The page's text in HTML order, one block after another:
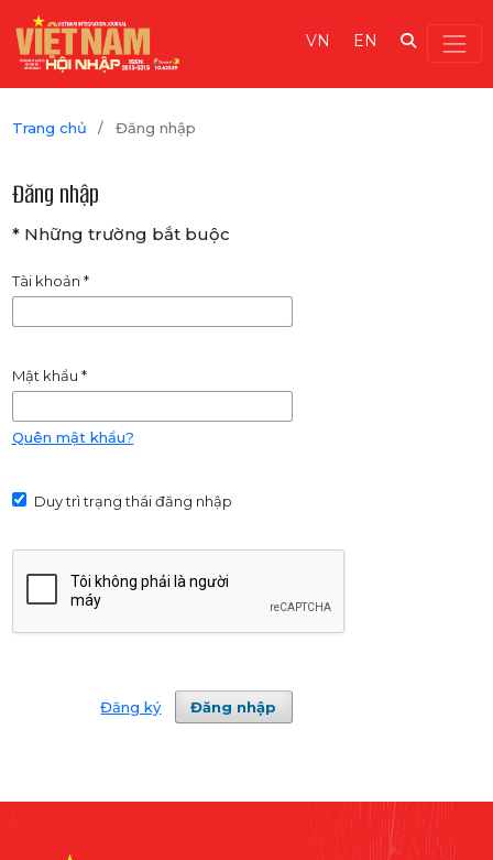
VN EN
Trang chủ / Đăng nhập
Đăng nhập
* Những trường bắt buộc
Tài khoản *
Mật khẩu *
Quên mật khẩu?
Duy trì trạng thái đăng nhập
Đăng nhập
Đăng ký